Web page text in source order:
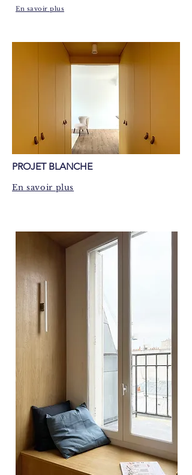
En savoir plus
​PROJET BLANCHE
En savoir plus